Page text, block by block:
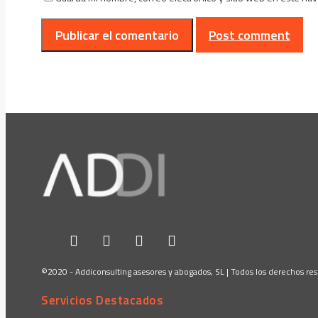
Post comment
©2020 - Addiconsulting asesores y abogados, SL | Todos los derechos
Servicios Destacados